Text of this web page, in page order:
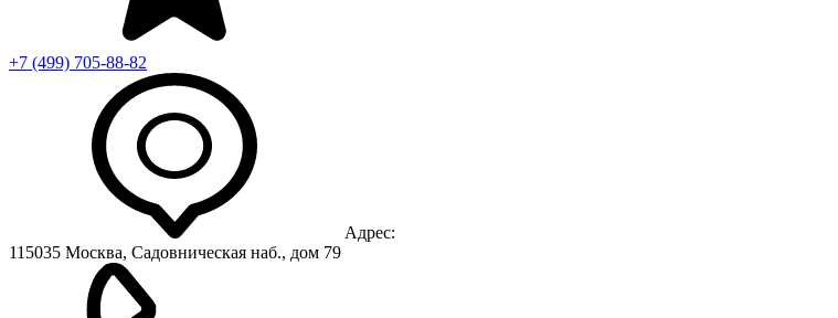
+7 (499) 705-88-82
Адрес:
115035 Москва, Садовническая наб., дом 79